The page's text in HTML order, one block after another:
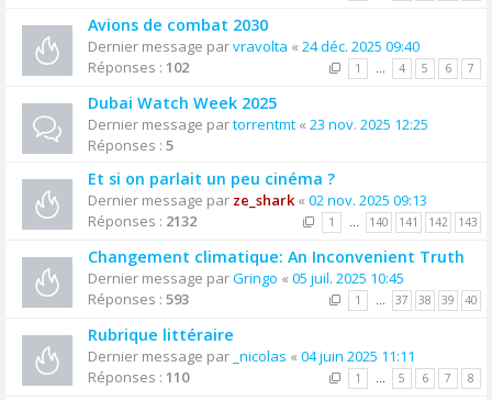
Avions de combat 2030
Dernier message parvravolta « 24 déc. 2025 09:40
Réponses : 102 1 … 4 5 6 7
Dubai Watch Week 2025
Dernier message partorrentmt « 23 nov. 2025 12:25
Réponses : 5
Et si on parlait un peu cinéma ?
Dernier message par ze_shark« 02 nov. 2025 09:13
Réponses : 2132 1 … 140 141 142 143
Changement climatique: An Inconvenient Truth
Dernier message parGringo « 05 juil. 2025 10:45
Réponses : 593 1 … 37 38 39 40
Rubrique littéraire
Dernier message par _nicolas « 04 juin 2025 11:11
Réponses : 110 1 … 5 6 7 8